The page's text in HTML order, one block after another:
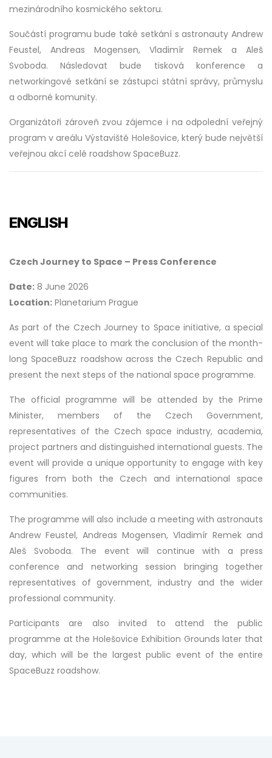
mezinárodního kosmického sektoru.
Součástí programu bude také setkání s astronauty Andrew
Feustel, Andreas Mogensen, Vladimír Remek a Aleš
Svoboda. Následovat bude tisková konference a
networkingové setkání se zástupci státní správy, průmyslu
a odborné komunity.
Organizátoři zároveň zvou zájemce i na odpolední veřejný
program v areálu Výstaviště Holešovice, který bude největší
veřejnou akcí celé roadshow SpaceBuzz.
ENGLISH
Czech Journey to Space – Press Conference
Date: 8 June 2026
Location: Planetarium Prague
As part of the Czech Journey to Space initiative, a special
event will take place to mark the conclusion of the month-
long SpaceBuzz roadshow across the Czech Republic and
present the next steps of the national space programme.
The official programme will be attended by the Prime
Minister, members of the Czech Government,
representatives of the Czech space industry, academia,
project partners and distinguished international guests. The
event will provide a unique opportunity to engage with key
figures from both the Czech and international space
communities.
The programme will also include a meeting with astronauts
Andrew Feustel, Andreas Mogensen, Vladimír Remek and
Aleš Svoboda. The event will continue with a press
conference and networking session bringing together
representatives of government, industry and the wider
professional community.
Participants are also invited to attend the public
programme at the Holešovice Exhibition Grounds later that
day, which will be the largest public event of the entire
SpaceBuzz roadshow.